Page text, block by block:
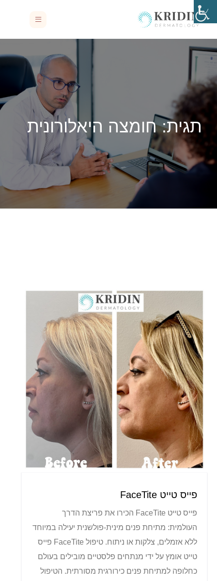
תגית:חומצה היאלורונית
פייס טייט FaceTite
פייס טייט FaceTite הכירו את פריצת הדרך
העולמית: מתיחת פנים מינית-פולשנית יעילה במיוחד
ללא אזמלים, צלקות או ניתוח. טיפול FaceTite פייס
טייט אומץ על ידי מנתחים פלסטיים מובילים בעולם
כחלופה למתיחת פנים כירורגית מסורתית. הטיפול